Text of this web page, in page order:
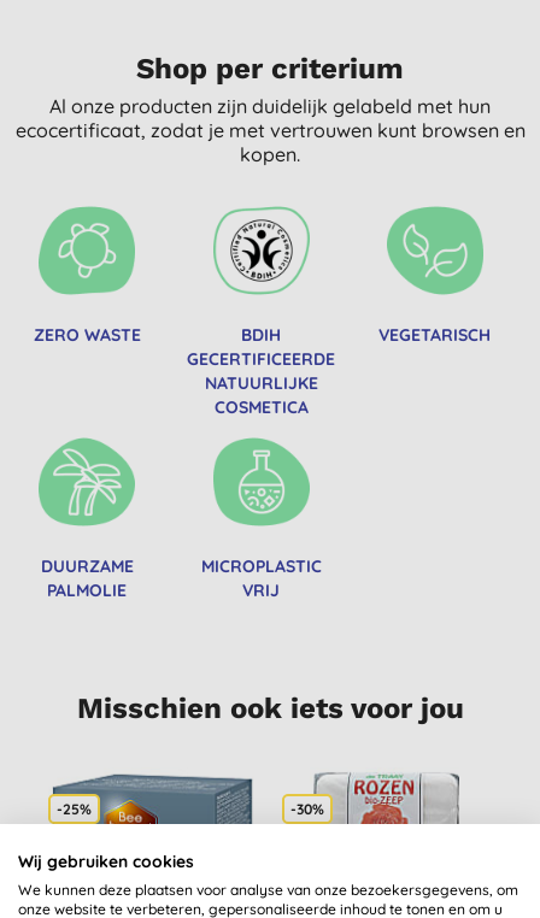
Shop per criterium
Al onze producten zijn duidelijk gelabeld met hun
ecocertificaat, zodat je met vertrouwen kunt browsen en
kopen.
ZERO WASTE
BDIH
GECERTIFICEERDE
NATUURLIJKE
COSMETICA
VEGETARISCH
DUURZAME
PALMOLIE
MICROPLASTIC
VRIJ
Misschien ook iets voor jou
-25% -30%
Wij gebruiken cookies
We kunnen deze plaatsen voor analyse van onze bezoekersgegevens, om
onze website te verbeteren, gepersonaliseerde inhoud te tonen en om u